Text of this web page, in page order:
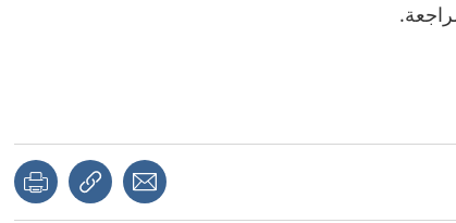
.
Share with a friend
Copy link